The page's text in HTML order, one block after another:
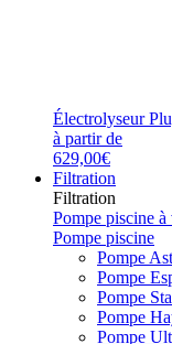
Électrolyseur
à partir de
629,00€
Filtration
Filtration
Pompe piscine à
Pompe piscine
Pompe
Pompe
Pompe
Pompe
Pompe